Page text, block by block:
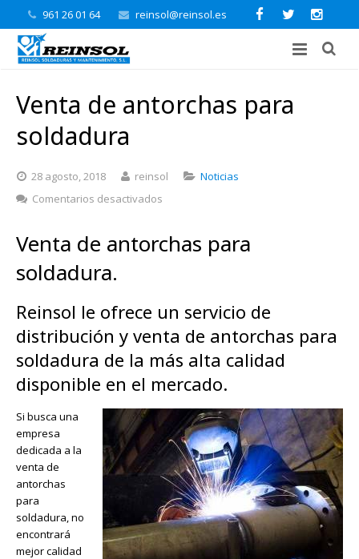
961 26 01 64 reinsol@reinsol.es
Venta de antorchas para
soldadura
28 agosto, 2018 reinsol
Noticias
Comentarios desactivados
antorchas
Venta de antorchas para
soldadura.
Reinsol le ofrece un servicio de
distribución y venta de antorchas para
soldadura de la más alta calidad
disponible en el mercado.
Si busca una
empresa
dedicada a la
venta de
antorchas
para
soldadura, no
encontrará
mejor calidad